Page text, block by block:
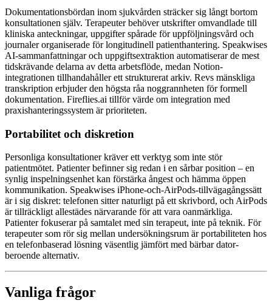
Dokumentationsbördan inom sjukvården sträcker sig långt bortom
konsultationen själv. Terapeuter behöver utskrifter omvandlade till
kliniska anteckningar, uppgifter spårade för uppföljningsvård och
journaler organiserade för longitudinell patienthantering. Speakwises
AI-sammanfattningar och uppgiftsextraktion automatiserar de mest
tidskrävande delarna av detta arbetsflöde, medan Notion-
integrationen tillhandahåller ett strukturerat arkiv. Revs mänskliga
transkription erbjuder den högsta råa noggrannheten för formell
dokumentation. Fireflies.ai tillför värde om integration med
praxishanteringssystem är prioriteten.
Portabilitet och diskretion
Personliga konsultationer kräver ett verktyg som inte stör
patientmötet. Patienter befinner sig redan i en sårbar position – en
synlig inspelningsenhet kan förstärka ångest och hämma öppen
kommunikation. Speakwises iPhone-och-AirPods-tillvägagångssätt
är i sig diskret: telefonen sitter naturligt på ett skrivbord, och AirPods
är tillräckligt allestädes närvarande för att vara oanmärkliga.
Patienter fokuserar på samtalet med sin terapeut, inte på teknik. För
terapeuter som rör sig mellan undersökningsrum är portabiliteten hos
en telefonbaserad lösning väsentlig jämfört med bärbar dator-
beroende alternativ.
Vanliga frågor